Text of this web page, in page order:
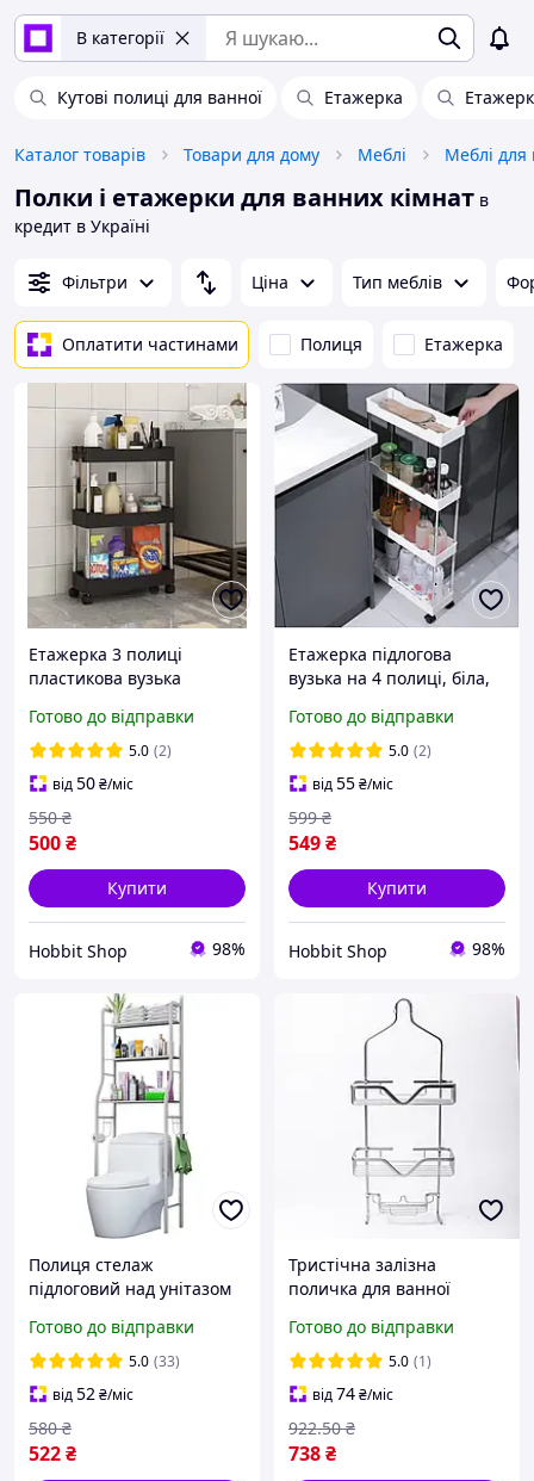
В категорії
Кутові полиці для ванної Етажерка
Каталог товарів Товари для дому Меблі Меблі для
Полки і етажерки для ванних кімнат в
кредит в Україні
Фільтри Ціна Тип меблів
Оплатити частинами Полиця Етажерка
Етажерка 3 полиці
пластикова вузька
60*35*12см
Готово до відправки
5.0 (2)
від50₴/міс
500₴
550 ₴
Купити
Hobbit Shop 98%
Етажерка підлогова
вузька на 4 полиці, біла,
Готово до відправки
5.0 (2)
від55₴/міс
549₴
599 ₴
Купити
Hobbit Shop 98%
Полиця стелаж
підлоговий над унітазом
Готово до відправки
5.0 (33)
від52₴/міс
522₴
580 ₴
Тристічна залізна
поличка для ванної
25×12×65 см хромована
полиця для зберігання
Готово до відправки
5.0 (1)
від74₴/міс
738₴
922.50 ₴